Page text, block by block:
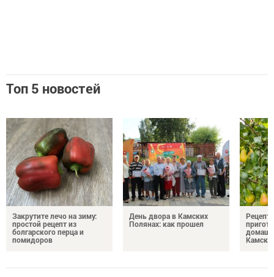
Топ 5 новостей
Закрутите лечо на зиму:
простой рецепт из
болгарского перца и
помидоров
День двора в Камских
Полянах: как прошел